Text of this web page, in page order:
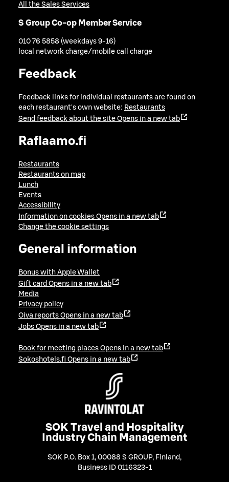
All the Sales Services
S Group Co-op Member Service
010 76 5858 (weekdays 9-16)
local network charge/mobile call charge
Feedback
Feedback links for individual restaurants are found on
each restaurant's own website: Restaurants
Send feedback about the site Opens in a new tab
Raflaamo.fi
Restaurants
Restaurants on map
Lunch
Events
Accessibility
Information on cookies Opens in a new tab
Change the cookie settings
General information
Bonus with Apple Wallet
Gift card Opens in a new tab
Media
Privacy policy
Oiva reports Opens in a new tab
Jobs Opens in a new tab
Book for meeting places Opens in a new tab
Sokoshotels.fi Opens in a new tab
SOK Travel and Hospitality
Industry Chain Management
SOK P.O. Box 1, 00088 S GROUP, Finland ,
Business ID 0116323-1